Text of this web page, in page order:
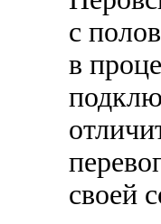
с
в
своей